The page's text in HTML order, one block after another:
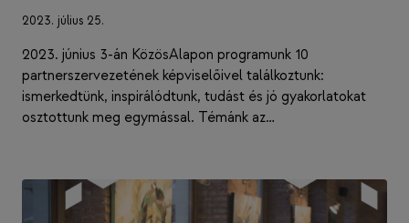
2023. július 25.
2023. június 3-án KözösAlapon programunk 10
partnerszervezetének képviselőivel találkoztunk:
ismerkedtünk, inspirálódtunk, tudást és jó gyakorlatokat
osztottunk meg egymással. Témánk az…